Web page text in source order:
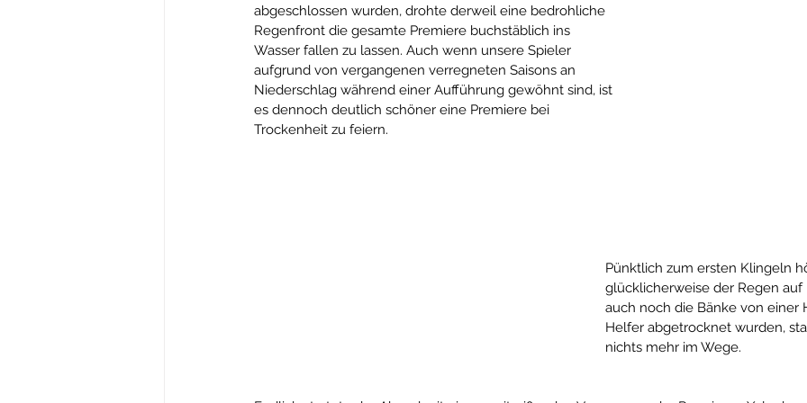
abgeschlossen wurden, drohte derweil eine bedrohliche
Regenfront die gesamte Premiere buchstäblich ins
Wasser fallen zu lassen. Auch wenn unsere Spieler
aufgrund von vergangenen verregneten Saisons an
Niederschlag während einer Aufführung gewöhnt sind, ist
es dennoch deutlich schöner eine Premiere bei
Trockenheit zu feiern.
Pünktlich zum ersten Klingeln
glücklicherweise der Regen
auch noch die Bänke von einer
Helfer abgetrocknet wurden,
nichts mehr im Wege.